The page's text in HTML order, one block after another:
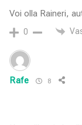
Voi olla Raineri,
0
Rafe 8